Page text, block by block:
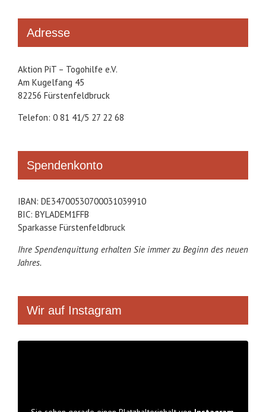
Adresse
Aktion PiT – Togohilfe e.V.
Am Kugelfang 45
82256 Fürstenfeldbruck
Telefon: 0 81 41/5 27 22 68
Spendenkonto
IBAN: DE34700530700031039910
BIC: BYLADEM1FFB
Sparkasse Fürstenfeldbruck
Ihre Spendenquittung erhalten Sie immer zu Beginn des neuen
Jahres.
Wir auf Instagram